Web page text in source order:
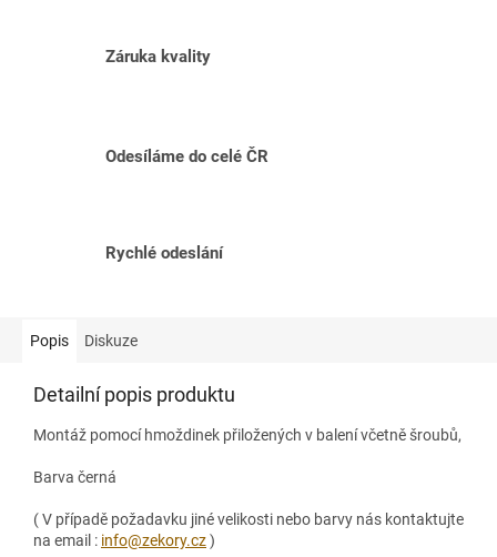
Záruka kvality
Odesíláme do celé ČR
Rychlé odeslání
Popis Diskuze
Detailní popis produktu
Montáž pomocí hmoždinek přiložených v balení včetně šroubů,
Barva černá
( V případě požadavku jiné velikosti nebo barvy nás kontaktujte
na email : info@zekory.cz)